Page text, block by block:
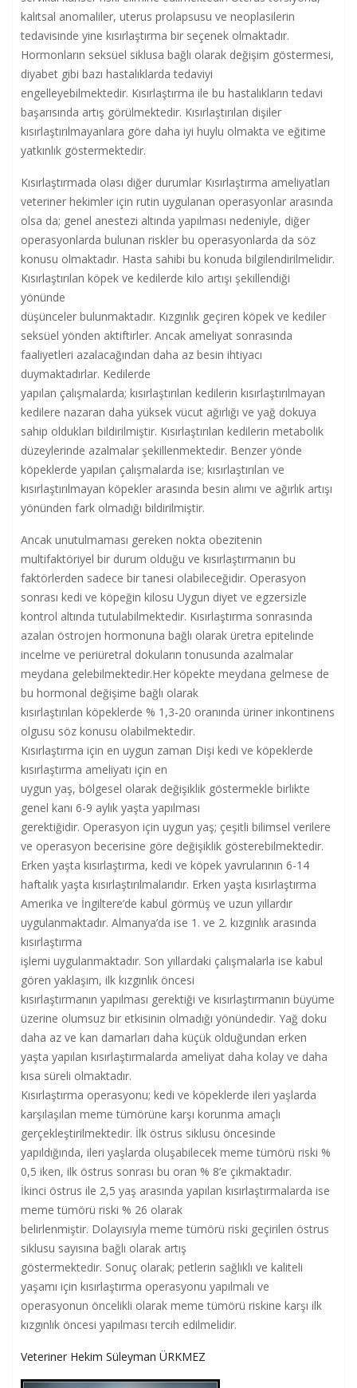
kalıtsal anomaliler, uterus prolapsusu ve neoplasilerin
tedavisinde yine kısırlaştırma bir seçenek olmaktadır.
Hormonların seksüel siklusa bağlı olarak değişim göstermesi,
diyabet gibi bazı hastalıklarda tedaviyi
engelleyebilmektedir. Kısırlaştırma ile bu hastalıkların tedavi
başarısında artış görülmektedir. Kısırlaştırılan dişiler
kısırlaştırılmayanlara göre daha iyi huylu olmakta ve eğitime
yatkınlık göstermektedir.
Kısırlaştırmada olası diğer durumlar Kısırlaştırma ameliyatları
veteriner hekimler için rutin uygulanan operasyonlar arasında
olsa da; genel anestezi altında yapılması nedeniyle, diğer
operasyonlarda bulunan riskler bu operasyonlarda da söz
konusu olmaktadır. Hasta sahibi bu konuda bilgilendirilmelidir.
Kısırlaştırılan köpek ve kedilerde kilo artışı şekillendiği
yönünde
düşünceler bulunmaktadır. Kızgınlık geçiren köpek ve kediler
seksüel yönden aktiftirler. Ancak ameliyat sonrasında
faaliyetleri azalacağından daha az besin ihtiyacı
duymaktadırlar. Kedilerde
yapılan çalışmalarda; kısırlaştırılan kedilerin kısırlaştırılmayan
kedilere nazaran daha yüksek vücut ağırlığı ve yağ dokuya
sahip oldukları bildirilmiştir. Kısırlaştırılan kedilerin metabolik
düzeylerinde azalmalar şekillenmektedir. Benzer yönde
köpeklerde yapılan çalışmalarda ise; kısırlaştırılan ve
kısırlaştırılmayan köpekler arasında besin alımı ve ağırlık artışı
yönünden fark olmadığı bildirilmiştir.
Ancak unutulmaması gereken nokta obezitenin
multifaktöriyel bir durum olduğu ve kısırlaştırmanın bu
faktörlerden sadece bir tanesi olabileceğidir. Operasyon
sonrası kedi ve köpeğin kilosu Uygun diyet ve egzersizle
kontrol altında tutulabilmektedir. Kısırlaştırma sonrasında
azalan östrojen hormonuna bağlı olarak üretra epitelinde
incelme ve periüretral dokuların tonusunda azalmalar
meydana gelebilmektedir.Her köpekte meydana gelmese de
bu hormonal değişime bağlı olarak
kısırlaştırılan köpeklerde % 1,3-20 oranında üriner inkontinens
olgusu söz konusu olabilmektedir.
Kısırlaştırma için en uygun zaman Dişi kedi ve köpeklerde
kısırlaştırma ameliyatı için en
uygun yaş, bölgesel olarak değişiklik göstermekle birlikte
genel kanı 6-9 aylık yaşta yapılması
gerektiğidir. Operasyon için uygun yaş; çeşitli bilimsel verilere
ve operasyon becerisine göre değişiklik gösterebilmektedir.
Erken yaşta kısırlaştırma, kedi ve köpek yavrularının 6-14
haftalık yaşta kısırlaştırılmalarıdır. Erken yaşta kısırlaştırma
Amerika ve İngiltere’de kabul görmüş ve uzun yıllardır
uygulanmaktadır. Almanya’da ise 1. ve 2. kızgınlık arasında
kısırlaştırma
işlemi uygulanmaktadır. Son yıllardaki çalışmalarla ise kabul
gören yaklaşım, ilk kızgınlık öncesi
kısırlaştırmanın yapılması gerektiği ve kısırlaştırmanın büyüme
üzerine olumsuz bir etkisinin olmadığı yönündedir. Yağ doku
daha az ve kan damarları daha küçük olduğundan erken
yaşta yapılan kısırlaştırmalarda ameliyat daha kolay ve daha
kısa süreli olmaktadır.
Kısırlaştırma operasyonu; kedi ve köpeklerde ileri yaşlarda
karşılaşılan meme tümörüne karşı korunma amaçlı
gerçekleştirilmektedir. İlk östrus siklusu öncesinde
yapıldığında, ileri yaşlarda oluşabilecek meme tümörü riski %
0,5 iken, ilk östrus sonrası bu oran % 8’e çıkmaktadır.
İkinci östrus ile 2,5 yaş arasında yapılan kısırlaştırmalarda ise
meme tümörü riski % 26 olarak
belirlenmiştir. Dolayısıyla meme tümörü riski geçirilen östrus
siklusu sayısına bağlı olarak artış
göstermektedir. Sonuç olarak; petlerin sağlıklı ve kaliteli
yaşamı için kısırlaştırma operasyonu yapılmalı ve
operasyonun öncelikli olarak meme tümörü riskine karşı ilk
kızgınlık öncesi yapılması tercih edilmelidir.
Veteriner Hekim Süleyman ÜRKMEZ